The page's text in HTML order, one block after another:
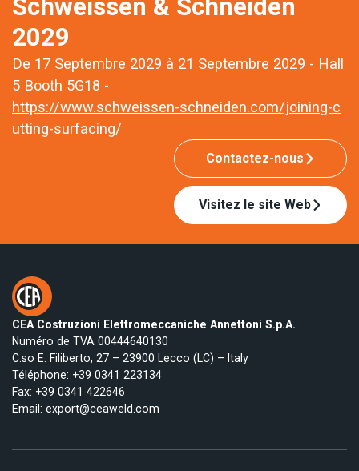
Schweissen & Schneiden
2029
De 17 Septembre 2029 à 21 Septembre 2029 - Hall
5 Booth 5G18 -
https://www.schweissen-schneiden.com/joining-c
utting-surfacing/
Contactez-nous
Visitez le site Web
CEA Costruzioni Elettromeccaniche Annettoni S.p.A.
Numéro de TVA 00444640130
C.so E. Filiberto, 27 – 23900 Lecco (LC) – Italy
Téléphone: +39 0341 223134
Fax: +39 0341 422646
Email: export@ceaweld.com